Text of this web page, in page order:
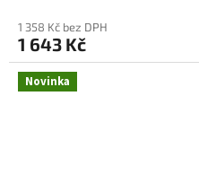
pro pergoly
1 358 Kč bez DPH
1 643 Kč
Novinka